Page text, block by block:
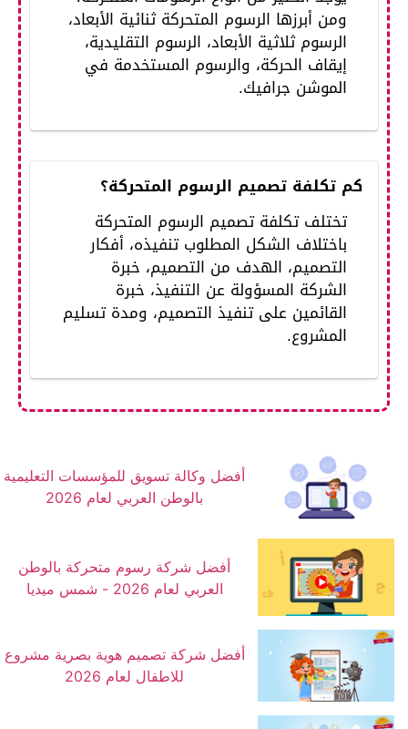
ومن أبرزها الرسوم المتحركة ثنائية الأبعاد،
الرسوم ثلاثية الأبعاد، الرسوم التقليدية،
إيقاف الحركة، والرسوم المستخدمة في
الموشن جرافيك.
كم تكلفة تصميم الرسوم المتحركة؟
تختلف تكلفة تصميم الرسوم المتحركة
باختلاف الشكل المطلوب تنفيذه، أفكار
التصميم، الهدف من التصميم، خبرة
الشركة المسؤولة عن التنفيذ، خبرة
القائمين على تنفيذ التصميم، ومدة تسليم
المشروع.
أفضل وكالة تسويق للمؤسسات التعليمية
بالوطن العربي لعام 2026
أفضل شركة رسوم متحركة بالوطن
العربي لعام 2026 - شمس ميديا
أفضل شركة تصميم هوية بصرية مشروع
للاطفال لعام 2026